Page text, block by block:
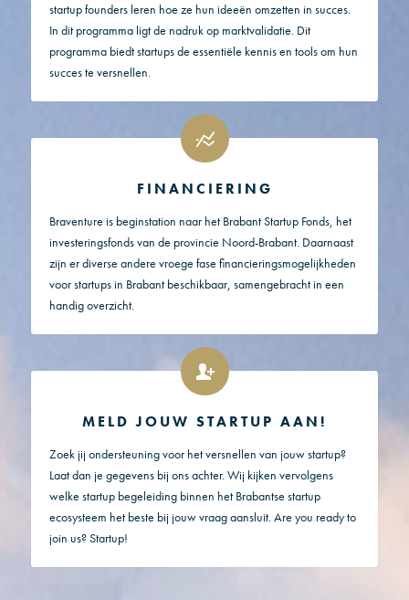
startup founders leren hoe ze hun ideeën omzetten in succes.
In dit programma ligt de nadruk op marktvalidatie. Dit
programma biedt startups de essentiële kennis en tools om hun
succes te versnellen.
FINANCIERING
Braventure is beginstation naar het Brabant Startup Fonds, het
investeringsfonds van de provincie Noord-Brabant. Daarnaast
zijn er diverse andere vroege fase financieringsmogelijkheden
voor startups in Brabant beschikbaar, samengebracht in een
handig overzicht.
MELD JOUW STARTUP AAN!
Zoek jij ondersteuning voor het versnellen van jouw startup?
Laat dan je gegevens bij ons achter. Wij kijken vervolgens
welke startup begeleiding binnen het Brabantse startup
ecosysteem het beste bij jouw vraag aansluit. Are you ready to
join us? Startup!